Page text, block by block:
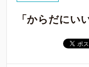
「からだにい